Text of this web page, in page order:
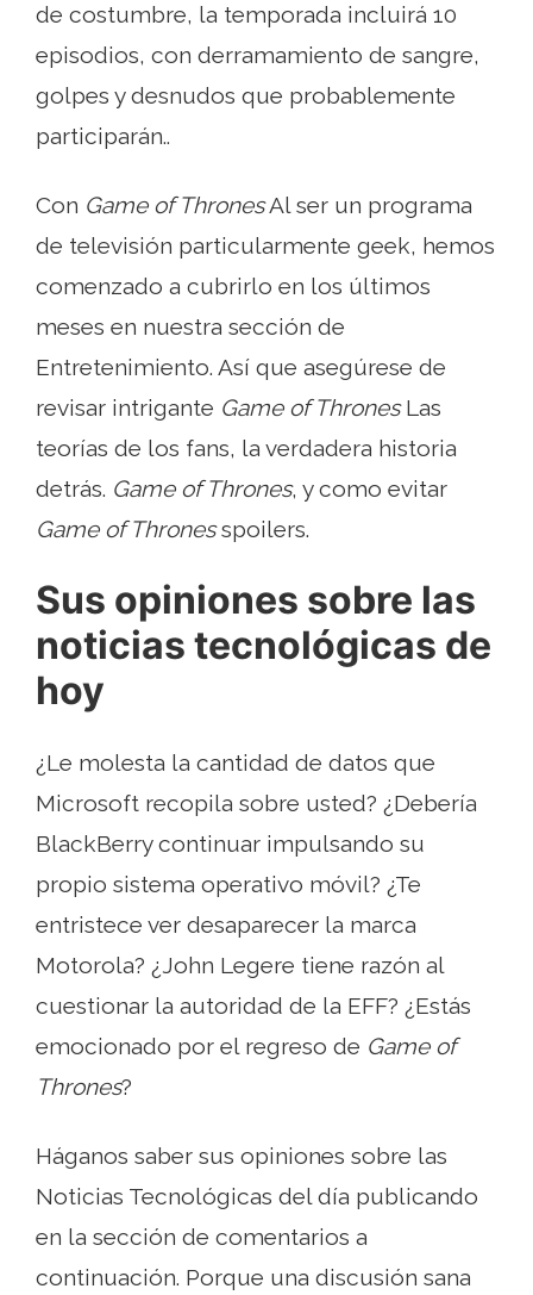
de costumbre, la temporada incluirá 10
episodios, con derramamiento de sangre,
golpes y desnudos que probablemente
participarán..
Con Game of ThronesAl ser un programa
de televisión particularmente geek, hemos
comenzado a cubrirlo en los últimos
meses en nuestra sección de
Entretenimiento. Así que asegúrese de
revisar intrigante Game of ThronesLas
teorías de los fans, la verdadera historia
detrás. Game of Thrones, y como evitar
Game of Thronesspoilers.
Sus opiniones sobre las
noticias tecnológicas de
hoy
¿Le molesta la cantidad de datos que
Microsoft recopila sobre usted? ¿Debería
BlackBerry continuar impulsando su
propio sistema operativo móvil? ¿Te
entristece ver desaparecer la marca
Motorola? ¿John Legere tiene razón al
cuestionar la autoridad de la EFF? ¿Estás
emocionado por el regreso de Game of
Thrones?
Háganos saber sus opiniones sobre las
Noticias Tecnológicas del día publicando
en la sección de comentarios a
continuación. Porque una discusión sana